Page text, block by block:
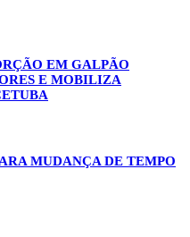
EM GALPÃO
E MOBILIZA
MUDANÇA DE TEMPO